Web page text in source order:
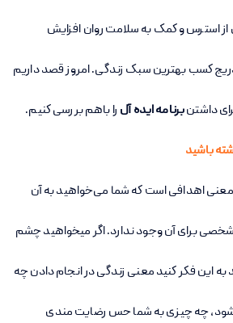
از استرس و کمک به سلامت روان افزایش
کسب بهترین سبک زندگی. امروز قصد داریم
داشتنبرنامه ایده آل را باهم بررسی کنیم.
باشید
اهدافی است که شما می‌خواهید به آن
برای آن وجود ندارد. اگر میخواهید چشم
به این فکر کنید معنی زندگی در انجام دادن چه
چه چیزی به شما حس رضایت مندی